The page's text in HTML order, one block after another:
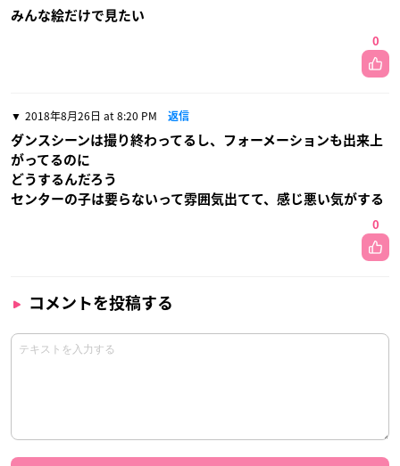
みんな絵だけで見たい
0
2018年8月26日 at 8:20 PM 返信
ダンスシーンは撮り終わってるし、フォーメーションも出来上
がってるのに
どうするんだろう
センターの子は要らないって雰囲気出てて、感じ悪い気がする
0
コメントを投稿する